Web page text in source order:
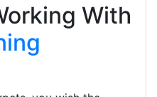
With